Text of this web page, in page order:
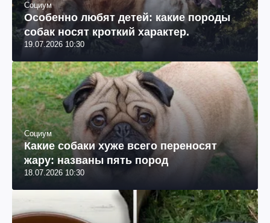
Социум
Особенно любят детей: какие породы
собак носят кроткий характер.
19.07.2026 10:30
Социум
Какие собаки хуже всего переносят
жару: названы пять пород
18.07.2026 10:30